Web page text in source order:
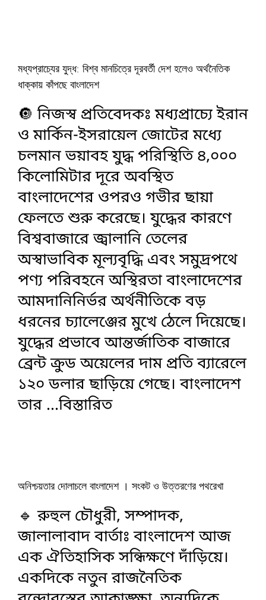
মধ্যপ্রাচ্যের যুদ্ধ: বিশ্ব মানচিত্রে দূরবর্তী দেশ হলেও অর্থনৈতিক
ধাক্কায় কাঁপছে বাংলাদেশ
🔘 নিজস্ব প্রতিবেদকঃ মধ্যপ্রাচ্যে ইরান
ও মার্কিন-ইসরায়েল জোটের মধ্যে
চলমান ভয়াবহ যুদ্ধ পরিস্থিতি ৪,০০০
কিলোমিটার দূরে অবস্থিত
বাংলাদেশের ওপরও গভীর ছায়া
ফেলতে শুরু করেছে। যুদ্ধের কারণে
বিশ্ববাজারে জ্বালানি তেলের
অস্বাভাবিক মূল্যবৃদ্ধি এবং সমুদ্রপথে
পণ্য পরিবহনে অস্থিরতা বাংলাদেশের
আমদানিনির্ভর অর্থনীতিকে বড়
ধরনের চ্যালেঞ্জের মুখে ঠেলে দিয়েছে।
যুদ্ধের প্রভাবে আন্তর্জাতিক বাজারে
ব্রেন্ট ক্রুড অয়েলের দাম প্রতি ব্যারেলে
১২০ ডলার ছাড়িয়ে গেছে। বাংলাদেশ
তার ...বিস্তারিত
অনিশ্চয়তার দোলাচলে বাংলাদেশ । সংকট ও উত্তরণের পথরেখা
🔹 রুহুল চৌধুরী, সম্পাদক,
জালালাবাদ বার্তাঃ বাংলাদেশ আজ
এক ঐতিহাসিক সন্ধিক্ষণে দাঁড়িয়ে।
একদিকে নতুন রাজনৈতিক